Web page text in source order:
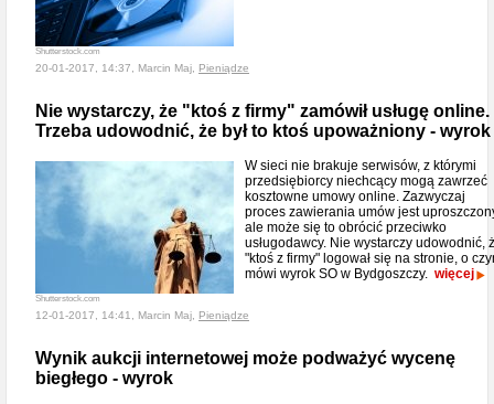
Shutterstock.com
20-01-2017, 14:37, Marcin Maj, Pieniądze
Nie wystarczy, że "ktoś z firmy" zamówił usługę online.
Trzeba udowodnić, że był to ktoś upoważniony - wyrok
Shutterstock.com
W sieci nie brakuje serwisów, z którymi
przedsiębiorcy niechcący mogą zawrzeć
kosztowne umowy online. Zazwyczaj
proces zawierania umów jest
ale może się to obrócić przeciwko
usługodawcy. Nie wystarczy udowodnić,
"ktoś z firmy" logował się na stronie, o
mówi wyrok SO w Bydgoszczy. więcej
12-01-2017, 14:41, Marcin Maj, Pieniądze
Wynik aukcji internetowej może podważyć wycenę
biegłego - wyrok